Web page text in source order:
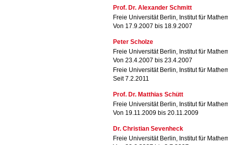
Prof. Dr. Alexander Schmitt
Freie Universität Berlin, Institut für
Von 17.9.2007 bis 18.9.2007
Peter Scholze
Freie Universität Berlin, Institut für
Von 23.4.2007 bis 23.4.2007
Freie Universität Berlin, Institut für
Seit 7.2.2011
Prof. Dr. Matthias Schütt
Freie Universität Berlin, Institut für
Von 19.11.2009 bis 20.11.2009
Dr. Christian Sevenheck
Freie Universität Berlin, Institut für